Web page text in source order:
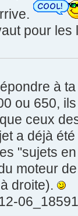
pour
à
ou 650,
ceux
a déjà
"sujets
moteur
droite).